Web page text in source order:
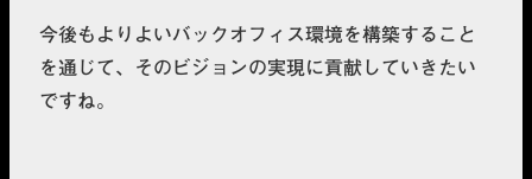
今後もよりよいバックオフィス環境を構築すること
を通じて、そのビジョンの実現に貢献していきたい
ですね。